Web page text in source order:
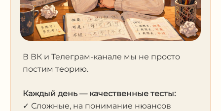
В ВК и Телеграм-канале мы не просто
постим теорию.
Каждый день — качественные тесты:
✓ Сложные, на понимание нюансов